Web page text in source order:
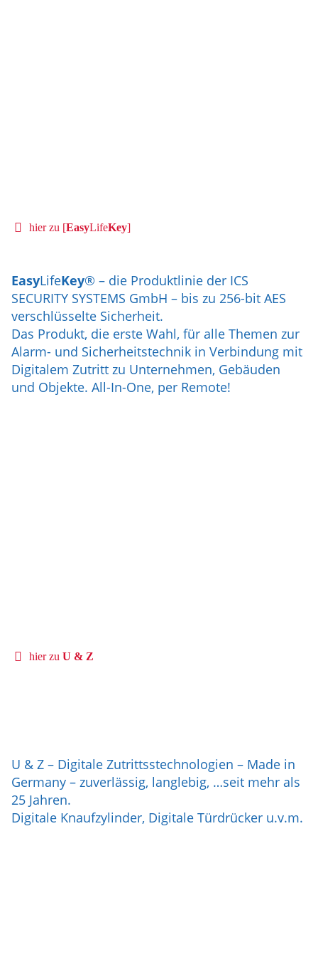
hier zu [EasyLifeKey]
EasyLifeKey® – die Produktlinie der ICS
SECURITY SYSTEMS GmbH – bis zu 256-bit AES
verschlüsselte Sicherheit.
Das Produkt, die erste Wahl, für alle Themen zur
Alarm- und Sicherheitstechnik in Verbindung mit
Digitalem Zutritt zu Unternehmen, Gebäuden
und Objekte. All-In-One, per Remote!
hier zu U & Z
U & Z – Digitale Zutrittsstechnologien – Made in
Germany – zuverlässig, langlebig, …seit mehr als
25 Jahren.
Digitale Knaufzylinder, Digitale Türdrücker u.v.m.